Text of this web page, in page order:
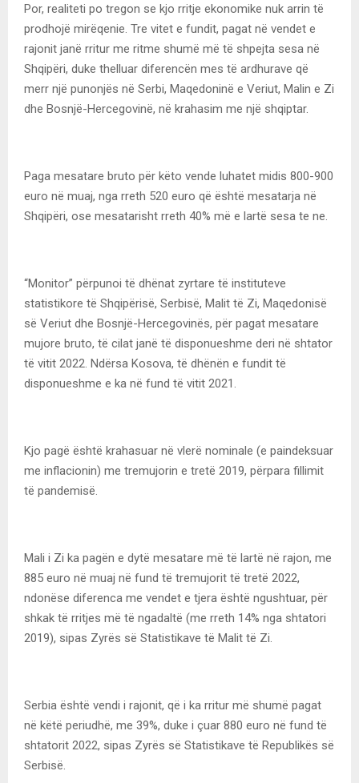
Por, realiteti po tregon se kjo rritje ekonomike nuk arrin të
prodhojë mirëqenie. Tre vitet e fundit, pagat në vendet e
rajonit janë rritur me ritme shumë më të shpejta sesa në
Shqipëri, duke thelluar diferencën mes të ardhurave që
merr një punonjës në Serbi, Maqedoninë e Veriut, Malin e Zi
dhe Bosnjë-Hercegovinë, në krahasim me një shqiptar.
Paga mesatare bruto për këto vende luhatet midis 800-900
euro në muaj, nga rreth 520 euro që është mesatarja në
Shqipëri, ose mesatarisht rreth 40% më e lartë sesa te ne.
“Monitor” përpunoi të dhënat zyrtare të instituteve
statistikore të Shqipërisë, Serbisë, Malit të Zi, Maqedonisë
së Veriut dhe Bosnjë-Hercegovinës, për pagat mesatare
mujore bruto, të cilat janë të disponueshme deri në shtator
të vitit 2022. Ndërsa Kosova, të dhënën e fundit të
disponueshme e ka në fund të vitit 2021.
Kjo pagë është krahasuar në vlerë nominale (e paindeksuar
me inflacionin) me tremujorin e tretë 2019, përpara fillimit
të pandemisë.
Mali i Zi ka pagën e dytë mesatare më të lartë në rajon, me
885 euro në muaj në fund të tremujorit të tretë 2022,
ndonëse diferenca me vendet e tjera është ngushtuar, për
shkak të rritjes më të ngadaltë (me rreth 14% nga shtatori
2019), sipas Zyrës së Statistikave të Malit të Zi.
Serbia është vendi i rajonit, që i ka rritur më shumë pagat
në këtë periudhë, me 39%, duke i çuar 880 euro në fund të
shtatorit 2022, sipas Zyrës së Statistikave të Republikës së
Serbisë.